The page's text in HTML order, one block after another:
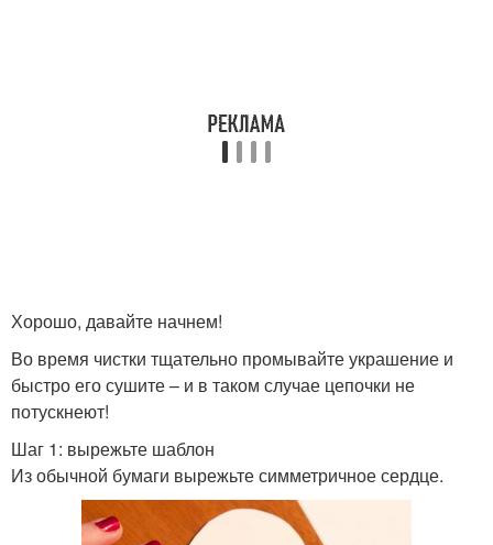
Хорошо, давайте начнем!
Во время чистки тщательно промывайте украшение и
быстро его сушите – и в таком случае цепочки не
потускнеют!
Шаг 1: вырежьте шаблон
Из обычной бумаги вырежьте симметричное сердце.